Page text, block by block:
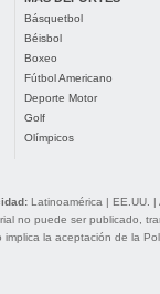
Básquetbol
Béisbol
Boxeo
Fútbol Americano
Deporte Motor
Golf
Olímpicos
Latinoamérica | EE.UU. |
no puede ser publicado,
implica la aceptación de la